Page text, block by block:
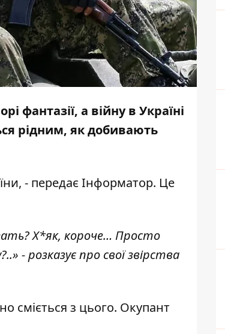
фантазії, а війну в Україні
рідним, як добивають
- передає Інформатор. Це
Х*як, короче… Просто
- розказує про свої звірства
сміється з цього. Окупант